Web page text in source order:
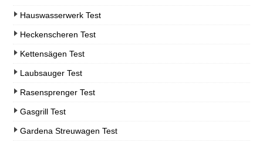
Hauswasserwerk Test
Heckenscheren Test
Kettensägen Test
Laubsauger Test
Rasensprenger Test
Gasgrill Test
Gardena Streuwagen Test